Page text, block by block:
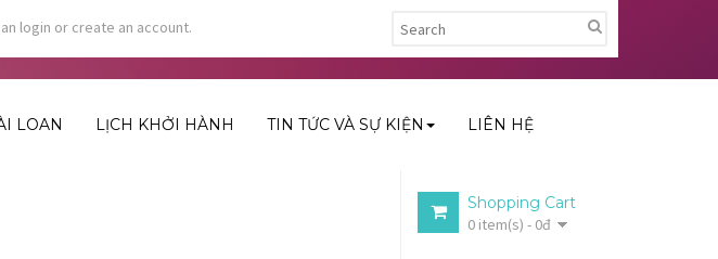
login or create an account.
LOAN LỊCH KHỞI HÀNH TIN TỨC VÀ SỰ KIỆN LIÊN HỆ
Shopping Cart
0 item(s) - 0đ